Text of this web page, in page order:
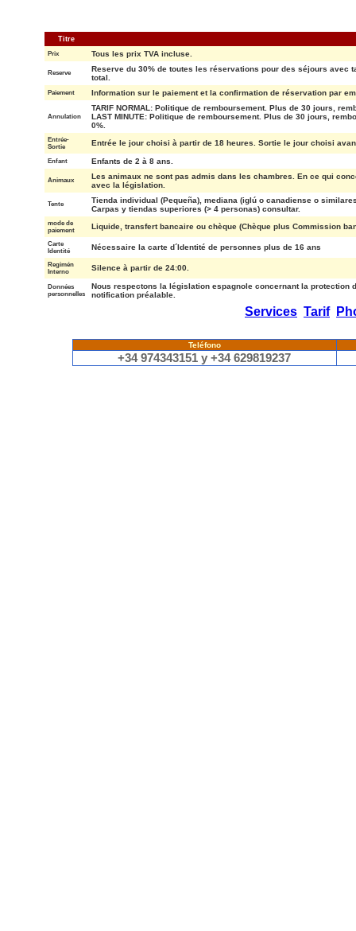
Titre
Prix Tous les prix TVA incluse.
Reserve
Reserve du 30% de toutes les réservations pour des séjours avec
total.
Paiement Information sur le paiement et la confirmation de réservation par
Annulation
TARIF NORMAL: Politique de remboursement. Plus de 30 jours,
LAST MINUTE: Politique de remboursement. Plus de 30 jours,
0%.
Entrée-
Sortie
Entrée le jour choisi à partir de 18 heures. Sortie le jour choisi
Enfant Enfants de 2 à 8 ans.
Animaux
Les animaux ne sont pas admis dans les chambres. En ce qui
avec la législation.
Tente
Tienda individual (Pequeña), mediana (iglú o canadiense o
Carpas y tiendas superiores (> 4 personas) consultar.
mode de
paiement
Liquide, transfert bancaire ou chèque (Chèque plus Commission
Carte
Identité
Nécessaire la carte d´Identité de personnes plus de 16 ans
Regimén
Interno
Silence à partir de 24:00.
Données
personnelles
Nous respectons la législation espagnole concernant la
notification préalable.
Services Tarif
Teléfono
+34 974343151 y +34 629819237